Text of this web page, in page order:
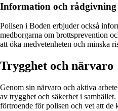
Information och rådgivning
Polisen i Boden erbjuder också
medborgarna om brottsprevention
att öka medvetenheten och minska
Trygghet och närvaro
Genom sin närvaro och aktiva
av trygghet och säkerhet i
förtroende för polisen och vet att de